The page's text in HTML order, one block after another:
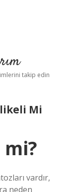
takip edin
Mi
vardır,
neden